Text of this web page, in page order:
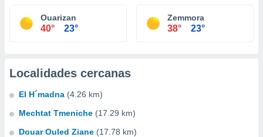
Ouarizan
40° 23°
Zemmora
38° 23°
Localidades cercanas
El H´madna (4.26 km)
Mechtat Tmeniche (17.29 km)
Douar Ouled Ziane (17.78 km)